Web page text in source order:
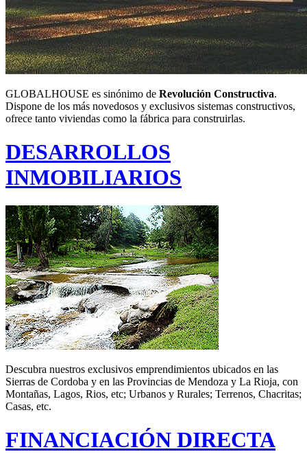
GLOBALHOUSE es sinónimo de Revolución Constructiva.
Dispone de los más novedosos y exclusivos sistemas constructivos,
ofrece tanto viviendas como la fábrica para construirlas.
DESARROLLOS
INMOBILIARIOS
Descubra nuestros exclusivos emprendimientos ubicados en las
Sierras de Cordoba y en las Provincias de Mendoza y La Rioja, con
Montañas, Lagos, Rios, etc; Urbanos y Rurales; Terrenos, Chacritas;
Casas, etc.
FINANCIACIÓN DIRECTA